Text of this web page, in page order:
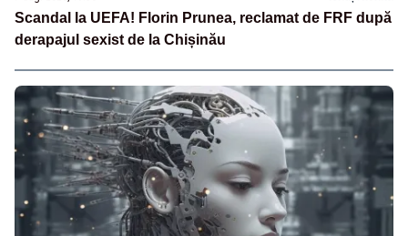
Scandal la UEFA! Florin Prunea, reclamat de FRF după
derapajul sexist de la Chișinău